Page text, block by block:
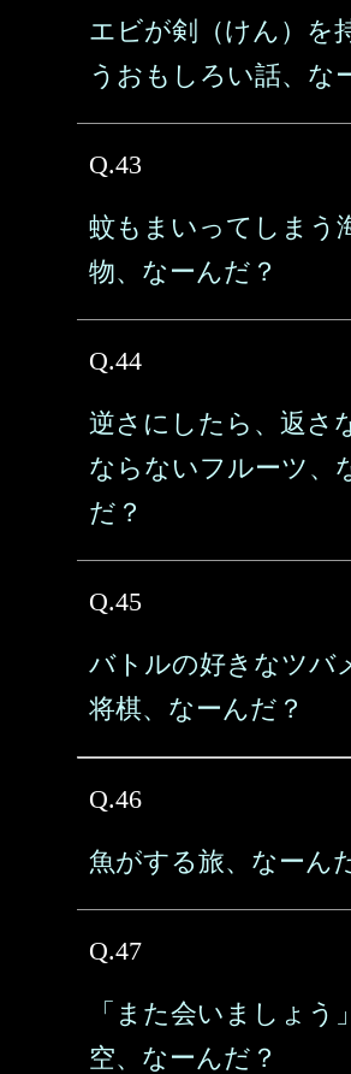
エビが剣（けん）を
うおもしろい話、な
Q.43
蚊もまいってしまう
物、なーんだ？
Q.44
逆さにしたら、返さ
ならないフルーツ、
だ？
Q.45
バトルの好きなツバ
将棋、なーんだ？
Q.46
魚がする旅、なーん
Q.47
「また会いましょう
空、なーんだ？